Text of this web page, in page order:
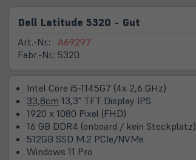
Dell Latitude 5320 - Gut
Art.-Nr.:
Fabr.-Nr.:
A69297
5320
Intel Core i5-1145G7 (4x 2,6 GHz)
33,8cm 13,3" TFT Display IPS
1920 x 1080 Pixel (FHD)
16 GB DDR4 (onboard / kein Steckplatz)
512GB SSD M.2 PCIe/NVMe
Windows 11 Pro